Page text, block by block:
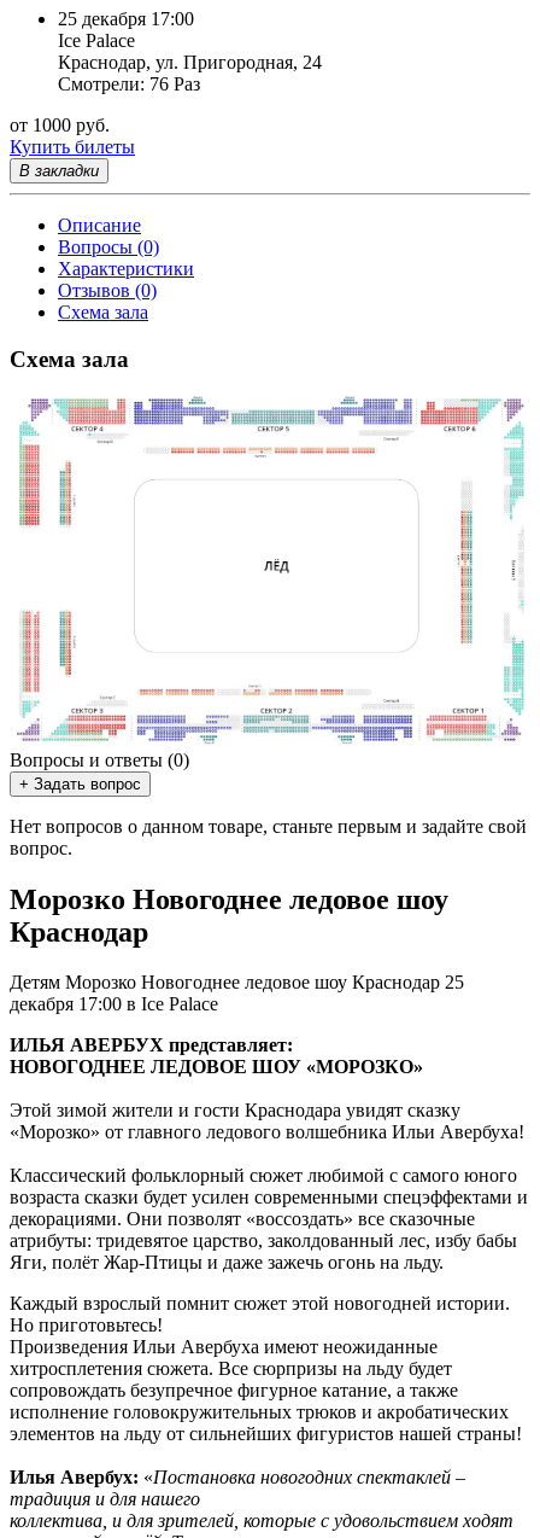
25 декабря 17:00
Ice Palace
Краснодар, ул. Пригородная, 24
Смотрели: 76 Раз
от 1000 руб.
Купить билеты
В закладки
Описание
Вопросы (0)
Характеристики
Отзывов (0)
Схема зала
Схема зала
Вопросы и ответы (0)
+ Задать вопрос
Нет вопросов о данном товаре, станьте первым и задайте свой
вопрос.
Морозко Новогоднее ледовое шоу
Краснодар
Детям Морозко Новогоднее ледовое шоу Краснодар 25
декабря 17:00 в Ice Palace
ИЛЬЯ АВЕРБУХ представляет:
НОВОГОДНЕЕ ЛЕДОВОЕ ШОУ «МОРОЗКО»
Этой зимой жители и гости Краснодара увидят сказку
«Морозко» от главного ледового волшебника Ильи Авербуха!
Классический фольклорный сюжет любимой с самого юного
возраста сказки будет усилен современными спецэффектами и
декорациями. Они позволят «воссоздать» все сказочные
атрибуты: тридевятое царство, заколдованный лес, избу бабы
Яги, полёт Жар-Птицы и даже зажечь огонь на льду.
Каждый взрослый помнит сюжет этой новогодней истории.
Но приготовьтесь!
Произведения Ильи Авербуха имеют неожиданные
хитросплетения сюжета. Все сюрпризы на льду будет
сопровождать безупречное фигурное катание, а также
исполнение головокружительных трюков и акробатических
элементов на льду от сильнейших фигуристов нашей страны!
Илья Авербух: «Постановка новогодних спектаклей –
традиция и для нашего
коллектива, и для зрителей, которые с удовольствием ходят